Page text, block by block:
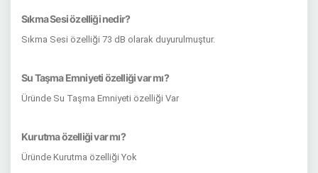
Sıkma Sesi özelliği nedir?
Sıkma Sesi özelliği 73 dB olarak duyurulmuştur.
Su Taşma Emniyeti özelliği var mı?
Üründe Su Taşma Emniyeti özelliği Var
Kurutma özelliği var mı?
Üründe Kurutma özelliği Yok